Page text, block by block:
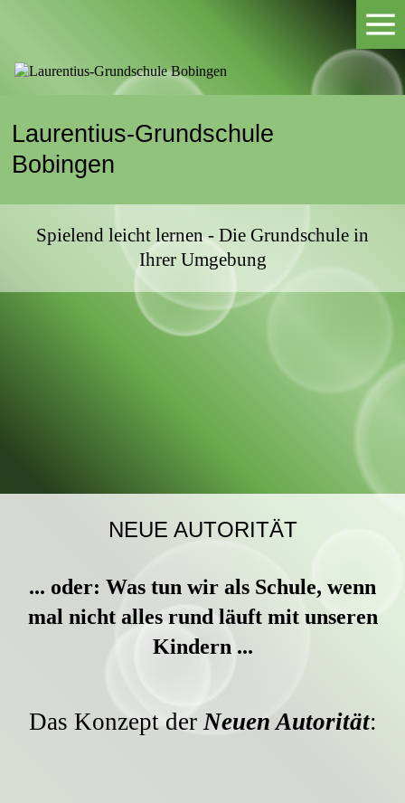
Laurentius-Grundschule
Bobingen
Spielend leicht lernen - Die Grundschule in
Ihrer Umgebung
NEUE AUTORITÄT
... oder: Was tun wir als Schule, wenn
mal nicht alles rund läuft mit unseren
Kindern ...
Das Konzept derNeuen Autorität: